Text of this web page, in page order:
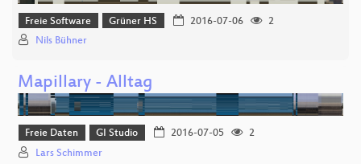
Freie Software Grüner HS 2016-07-06
2
Nils Bühner
Mapillary - Alltag
Freie Daten GI Studio 2016-07-05
2
Lars Schimmer